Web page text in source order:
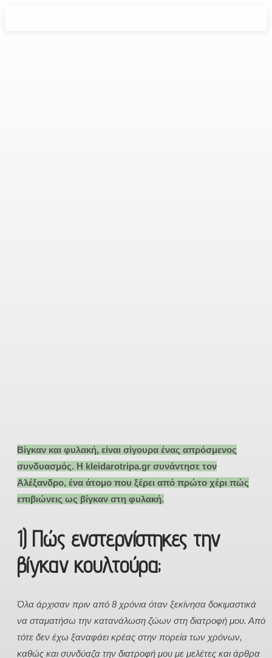
Bίγκαν και φυλακή, είναι σίγουρα ένας απρόσμενος
συνδυασμός. Η kleidarotripa.gr συνάντησε τον
Αλέξανδρο, ένα άτομο που ξέρει από πρώτο χέρι πώς
επιβιώνεις ως βίγκαν στη φυλακή.
1) Πώς ενστερνίστηκες την
βίγκαν κουλτούρα;
Όλα άρχισαν πριν από 8 χρόνια όταν ξεκίνησα δοκιμαστικά
να σταματήσω την κατανάλωση ζώων στη διατροφή μου. Από
τότε δεν έχω ξαναφάει κρέας στην πορεία των χρόνων,
καθώς και συνδύαζα την διατροφή μου με μελέτες και άρθρα